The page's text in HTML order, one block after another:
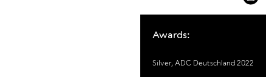
Awards:
Silver, ADC Deutschland 2022